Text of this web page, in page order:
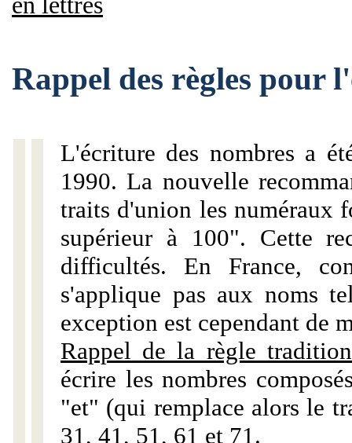
Rappel des règles pour
L'écriture des nombres a
1990. La nouvelle
traits d'union les numéraux
supérieur à 100". Cette
difficultés. En France,
s'applique pas aux noms
exception est cependant de
Rappel de la règle
écrire les nombres
"et" (qui remplace alors le
31, 41, 51, 61 et 71.